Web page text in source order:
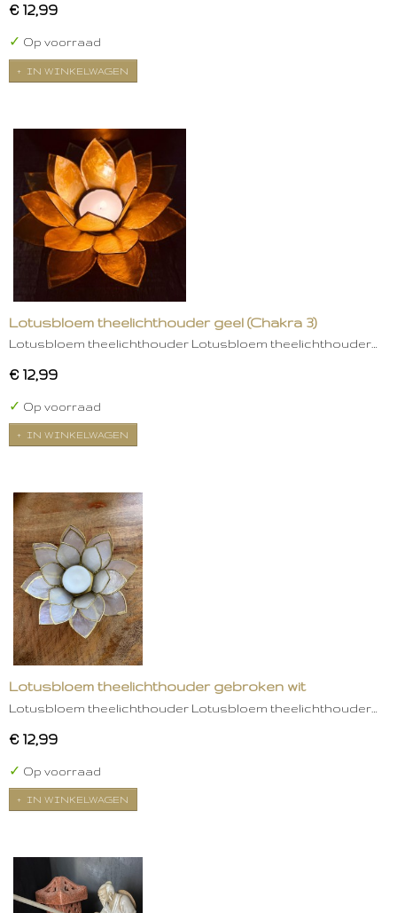
€ 12,99
✓ Op voorraad
IN WINKELWAGEN
Lotusbloem theelichthouder geel (Chakra 3)
Lotusbloem theelichthouder Lotusbloem theelichthouder…
€ 12,99
✓ Op voorraad
IN WINKELWAGEN
Lotusbloem theelichthouder gebroken wit
Lotusbloem theelichthouder Lotusbloem theelichthouder…
€ 12,99
✓ Op voorraad
IN WINKELWAGEN